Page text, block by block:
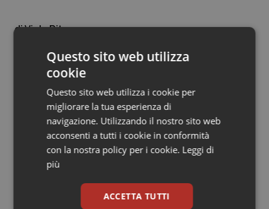
Tiroide
Tumore al seno
Tumore ovarico
Tumori del Polmone & Testa Collo
Tumori gastrointestinali
Viola Rita
14 Gennaio 2014
© Riproduzione riservata
Potrebbe interessarti in
Scienza e Farmaci
Questo sito web utilizza
cookie
Questo sito web utilizza i cookie per
migliorare la tua esperienza di
navigazione. Utilizzando il nostro sito web
acconsenti a tutti i cookie in conformità
con la nostra policy per i cookie. Leggi di
più
ACCETTA TUTTI